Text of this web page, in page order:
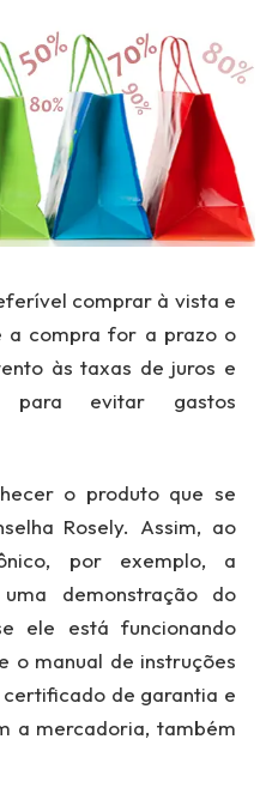
comprar à vista e
a compra for a prazo o
às taxas de juros e
para evitar gastos
o produto que se
Rosely. Assim, ao
por exemplo, a
demonstração do
ele está funcionando
o manual de instruções
de garantia e
a mercadoria, também